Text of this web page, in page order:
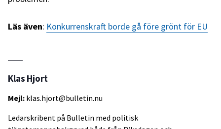
Läs även: Konkurrenskraft borde gå före grönt för EU
Klas Hjort
Mejl: klas.hjort@bulletin.nu
Ledarskribent på Bulletin med politisk